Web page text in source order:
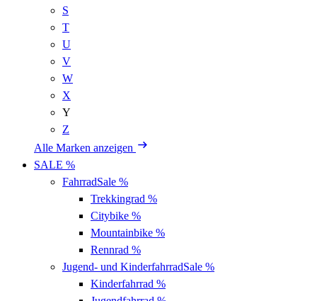
S
T
U
V
W
X
Y
Z
Alle Marken anzeigen
SALE %
FahrradSale %
Trekkingrad %
Citybike %
Mountainbike %
Rennrad %
Jugend- und KinderfahrradSale %
Kinderfahrrad %